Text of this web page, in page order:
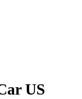
US